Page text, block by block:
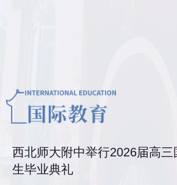
西北师大附中举行2026届高三
生毕业典礼